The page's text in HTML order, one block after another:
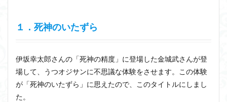
１．死神のいたずら
伊坂幸太郎さんの「死神の精度」に登場した金城武さんが登
場して、うつオジサンに不思議な体験をさせます。この体験
が「死神のいたずら」に思えたので、このタイトルにしまし
た。